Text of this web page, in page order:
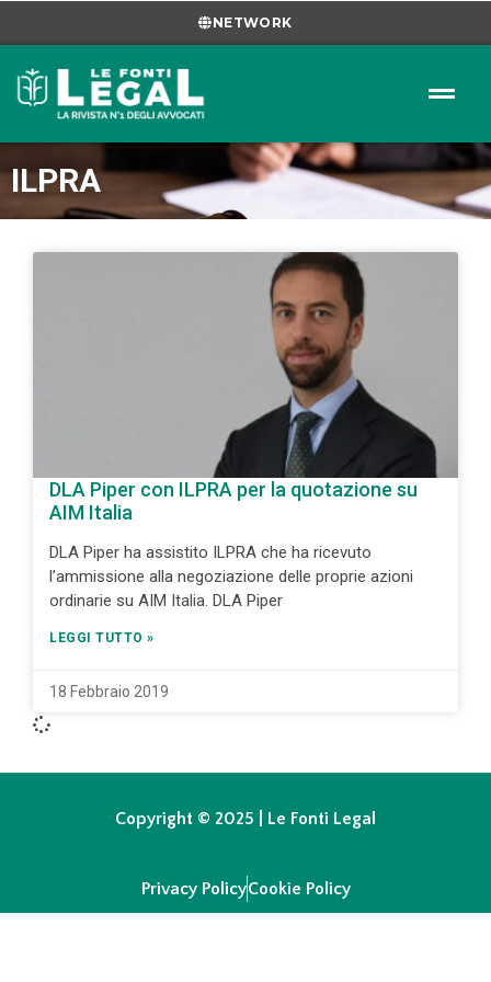
NETWORK
ILPRA
DLA Piper con ILPRA per la quotazione su
AIM Italia
DLA Piper ha assistito ILPRA che ha ricevuto
l’ammissione alla negoziazione delle proprie azioni
ordinarie su AIM Italia. DLA Piper
LEGGI TUTTO »
18 Febbraio 2019
Copyright © 2025 | Le Fonti Legal
Privacy PolicyCookie Policy